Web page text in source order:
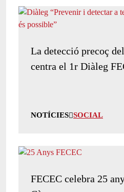
La detecció precoç
centra el 1r Diàleg
NOTÍCIES SOCIAL
FECEC celebra 25